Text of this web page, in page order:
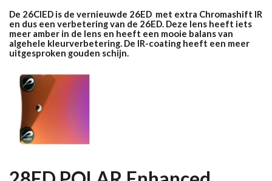
De 26CIED is de vernieuwde 26ED met extra Chromashift IR
en dus een verbetering van de 26ED. Deze lens heeft iets
meer amber in de lens en heeft een mooie balans van
algehele kleurverbetering. De IR-coating heeft een meer
uitgesproken gouden schijn.